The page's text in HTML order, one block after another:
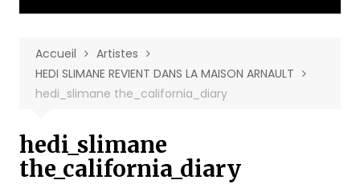
Accueil
Artistes
HEDI SLIMANE REVIENT DANS LA MAISON ARNAULT
hedi_slimane the_california_diary
hedi_slimane
the_california_diary